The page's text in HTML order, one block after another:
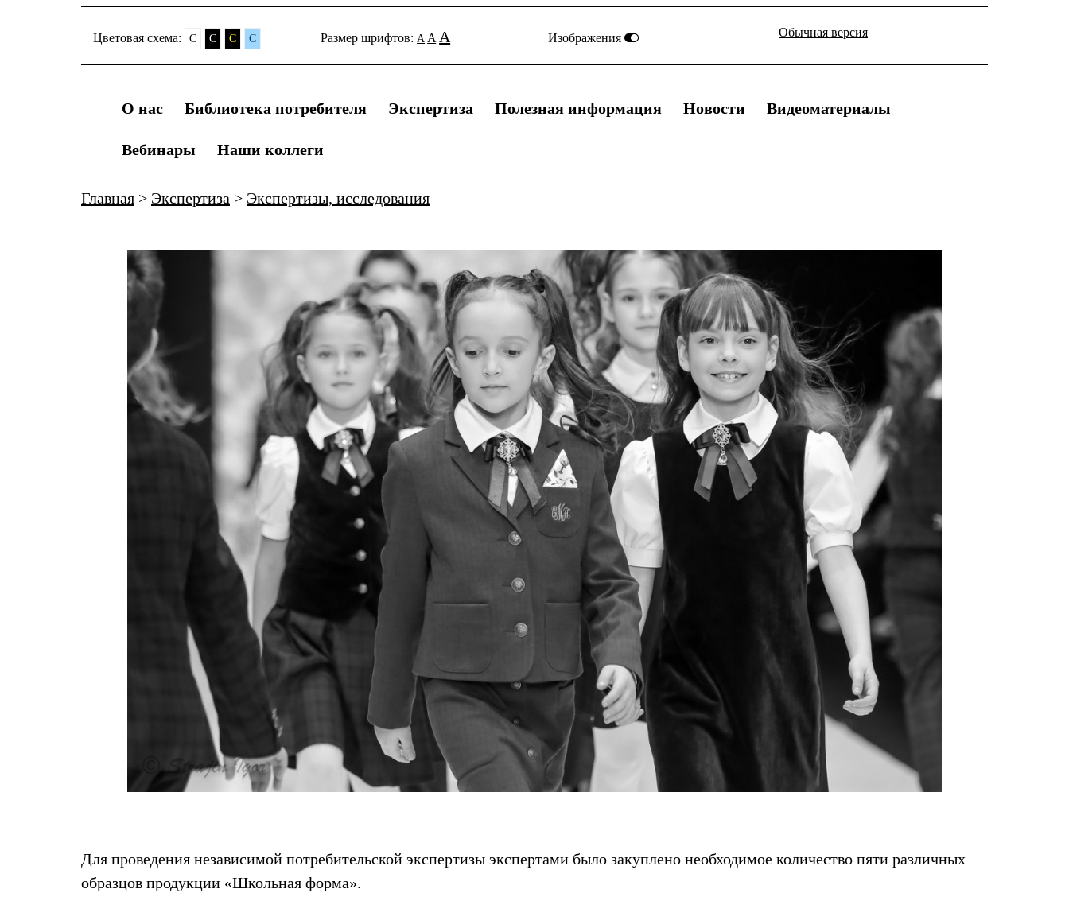
Цветовая схема: C C C C Размер шрифтов: A A A Изображения Обычная версия
О нас Библиотека потребителя Экспертиза Полезная информация Новости Видеоматериалы
Вебинары Наши коллеги
Главная > Экспертиза > Экспертизы, исследования
Для проведения независимой потребительской экспертизы экспертами было закуплено необходимое количество пяти различных
образцов продукции «Школьная форма».